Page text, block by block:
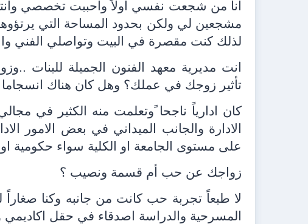
انا من شجعت نفسي اولاً واحببت تخصصي
مشجعين لي ولكن بحدود المساحة التي
لذلك كنت مقصرة في البيت وتواصلي الفني
انت مديرية معهد الفنون الجميلة للبنات
تأثير زوجك في عملك؟ وهل كان هناك انسجاما
كان ادارياً ناجحا ًوتعلمت منه الكثير في
الادارة والجانب الميداني في بعض الامور
على مستوى الجامعة او الكلية سواء حكومية او
زواجك عن حب أم قسمة ونصيب ؟
لا طبعاً تجربة حب كانت من جانبه وكنا
المسرحية والدراسة اصدقاء في حقل اكاديمي